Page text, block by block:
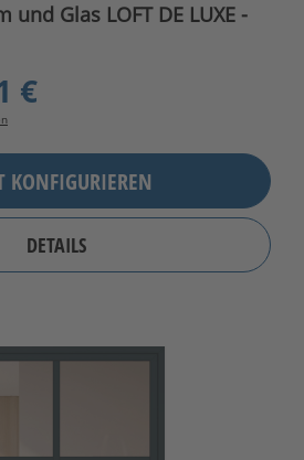
Glas LOFT DE LUXE -
€
KONFIGURIEREN
DETAILS